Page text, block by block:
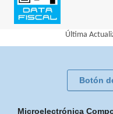
Última
Botón
Microelectrónica